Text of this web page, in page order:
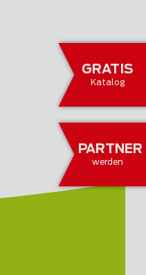
GRATIS
Katalog
PARTNER
werden